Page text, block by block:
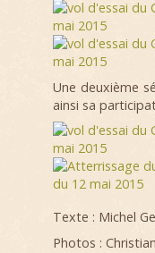
Une deuxième
ainsi sa
Texte : Michel
Photos :